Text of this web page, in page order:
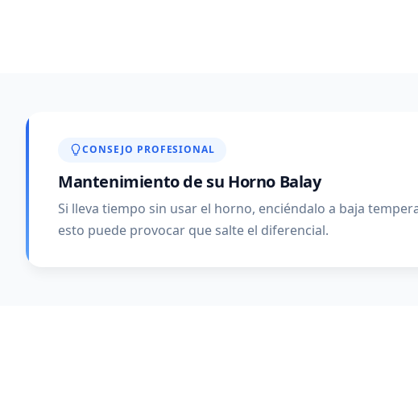
CONSEJO PROFESIONAL
Mantenimiento de su Horno Balay
Si lleva tiempo sin usar el horno, enciéndalo a baja
esto puede provocar que salte el diferencial.